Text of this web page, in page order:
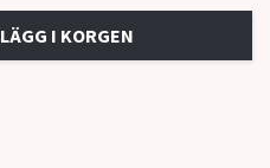
LÄGG I KORGEN